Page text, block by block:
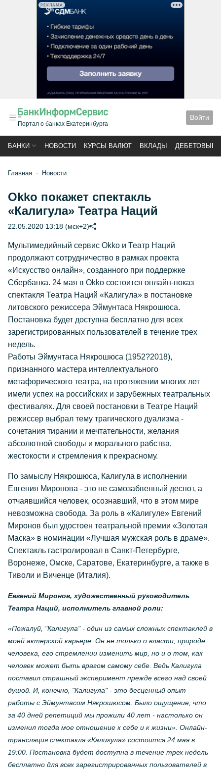
РЕКЛАМА
Портал о банках Екатеринбурга
Войти
БАНКИ НОВОСТИ КУРСЫ ВАЛЮТ ВКЛАДЫ ДЕБЕТОВЫЕ
Главная Новости
Okko покажет спектакль
«Калигула» Театра Наций
22.05.2020 13:18 (мск+2)
Мультимедийный сервис Okko и Театр Наций
продолжают сотрудничество в рамках проекта
«Искусство онлайн», созданного при поддержке
Сбербанка. 24 мая в Okko состоится онлайн-показ
спектакля Театра Наций «Калигула» в постановке
литовского режиссера Эймунтаса Някрошюса.
Постановка будет доступна бесплатно для всех
зарегистрированных пользователей в течение трех
недель.
Работы Эймунтаса Някрошюса (1952?2018),
признанного мастера интеллектуального
метафорического театра, на протяжении многих лет
имели успех на российских и зарубежных театральных
фестивалях. Для своей постановки в Театре Наций
режиссер выбрал тему трагического дуализма -
сочетания тирании и мечтательности, желания
абсолютной свободы и морального рабства,
жестокости и стремления к прекрасному.
По замыслу Някрошюса, Калигула в исполнении
Евгения Миронова - это не самозабвенный деспот, а
отчаявшийся человек, осознавший, что в этом мире
невозможна свобода. За роль в «Калигуле» Евгений
Миронов был удостоен театральной премии «Золотая
Маска» в номинации «Лучшая мужская роль в драме».
Спектакль гастролировал в Санкт-Петербурге,
Воронеже, Омске, Саратове, Екатеринбурге, а также в
Тиволи и Виченце (Италия).
Евгений Миронов, художественный руководитель
Театра Наций, исполнитель главной роли:
«Пожалуй, "Калигула" - один из самых сложных спектаклей в
моей актерской карьере. Он не только о власти, природе
человека, его стремлении изменить мир, но и о том, как
человек может быть врагом самому себе. Ведь Калигула
поставил страшный эксперимент прежде всего над своей
душой. И, конечно, "Калигула" - это бесценный опыт
работы с Эймунтасом Някрошюсом. Было ощущение, что
за 40 дней репетиций мы прожили 40 лет - настолько он
изменил тогда мое отношение к себе и к жизни». Онлайн-
трансляция спектакля «Калигула» состоится 24 мая в
19:00. Постановка будет доступна в течение трех недель
бесплатно для всех зарегистрированных пользователей в